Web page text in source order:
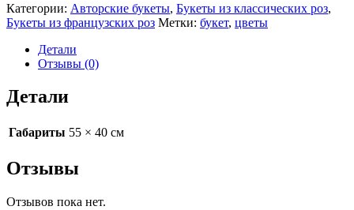
Категории: Авторские букеты, Букеты из классических роз,
Букеты из французских роз Метки: букет, цветы
Детали
Отзывы (0)
Детали
Габариты 55 × 40 см
Отзывы
Отзывов пока нет.